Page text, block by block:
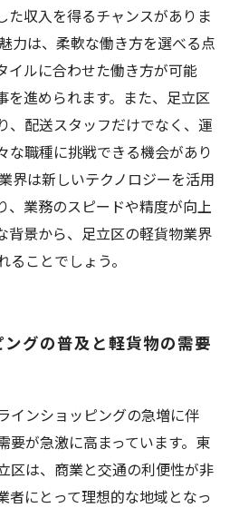
た収入を得るチャンスがありま
力は、柔軟な働き方を選べる点
イルに合わせた働き方が可能
を進められます。また、足立区
、配送スタッフだけでなく、運
な職種に挑戦できる機会があり
界は新しいテクノロジーを活用
、業務のスピードや精度が向上
背景から、足立区の軽貨物業界
ことでしょう。
グの普及と軽貨物の需要
インショッピングの急増に伴
要が急激に高まっています。東
区は、商業と交通の利便性が非
者にとって理想的な地域となっ